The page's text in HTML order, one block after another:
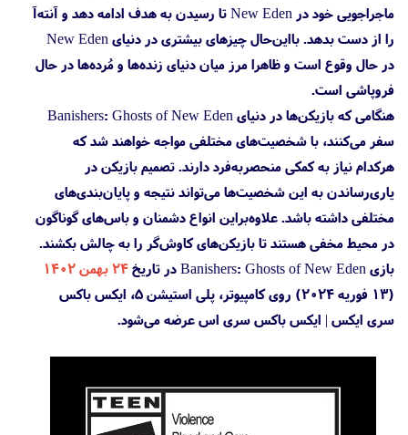
ماجراجویی خود در New Eden تا رسیدن به هدف ادامه دهد و آنته‌آ
را از دست بدهد. بااین‌حال چیزهای بیشتری در دنیای New Eden
در حال وقوع است و ظاهرا مرز میان دنیای زنده‌ها و مُرده‌ها در حال
فروپاشی است.
هنگامی که بازیکن‌ها در دنیای Banishers: Ghosts of New Eden
سفر می‌کنند، با شخصیت‌های مختلفی مواجه خواهند شد که
هرکدام نیاز به کمکی منحصربه‌فرد دارند. تصمیم بازیکن در
یاری‌رساندن به این شخصیت‌ها می‌تواند نتیجه و پایان‌بندی‌های
مختلفی داشته باشد. علاوه‌براین انواع دشمنان و باس‌های گوناگون
در محیط مخفی هستند تا بازیکن‌های کاوش‌گر را به چالش بکشند.
بازی Banishers: Ghosts of New Eden در تاریخ
۲۴ بهمن ۱۴۰۲
(۱۳ فوریه ۲۰۲۴) روی کامپیوتر، پلی استیشن 5، ایکس باکس
سری ایکس | ایکس باکس سری اس عرضه می‌شود.